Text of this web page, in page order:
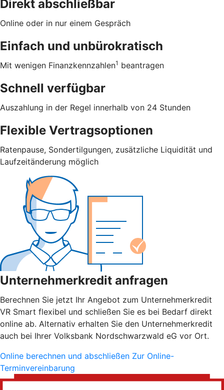
Direkt abschließbar
Online oder in nur einem Gespräch
Einfach und unbürokratisch
Mit wenigen Finanzkennzahlen1 beantragen
Schnell verfügbar
Auszahlung in der Regel innerhalb von 24 Stunden
Flexible Vertragsoptionen
Ratenpause, Sondertilgungen, zusätzliche Liquidität und
Laufzeitänderung möglich
Unternehmerkredit anfragen
Berechnen Sie jetzt Ihr Angebot zum Unternehmerkredit
VR Smart flexibel und schließen Sie es bei Bedarf direkt
online ab. Alternativ erhalten Sie den Unternehmerkredit
auch bei Ihrer Volksbank Nordschwarzwald eG vor Ort.
Online berechnen und abschließen Zur Online-
Terminvereinbarung